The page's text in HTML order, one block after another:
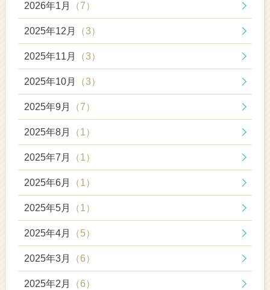
2026年1月 （7）
2025年12月 （3）
2025年11月 （3）
2025年10月 （3）
2025年9月 （7）
2025年8月 （1）
2025年7月 （1）
2025年6月 （1）
2025年5月 （1）
2025年4月 （5）
2025年3月 （6）
2025年2月 （6）